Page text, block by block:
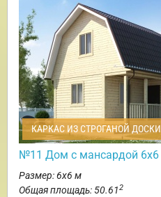
КАРКАС ИЗ СТРОГАНОЙ ДОСКИ
№11 Дом с мансардой 6х6
Размер: 6х6 м
Общая площадь: 50.612